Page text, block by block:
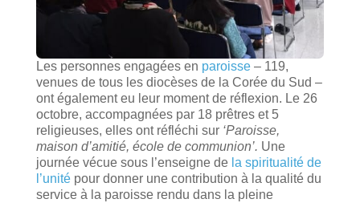
Les personnes engagées en paroisse – 119,
venues de tous les diocèses de la Corée du Sud –
ont également eu leur moment de réflexion. Le 26
octobre, accompagnées par 18 prêtres et 5
religieuses, elles ont réfléchi sur ‘Paroisse,
maison d’amitié, école de communion’. Une
journée vécue sous l’enseigne de la spiritualité de
l’unitépour donner une contribution à la qualité du
service à la paroisse rendu dans la pleine